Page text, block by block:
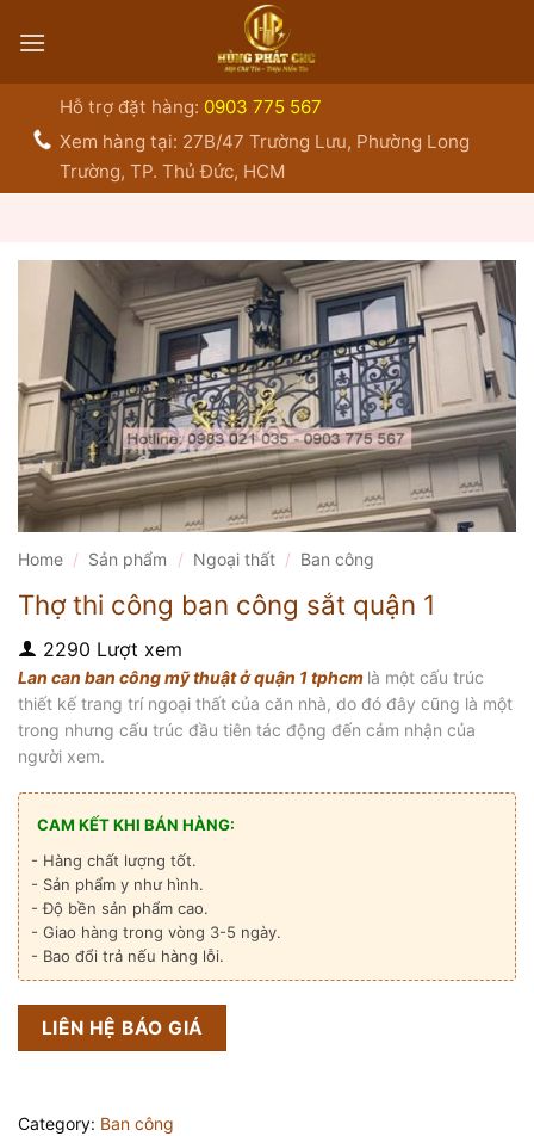
qua
Hỗ trợ đặt hàng: 0903 775 567
Xem hàng tại: 27B/47 Trường Lưu, Phường Long
Trường, TP. Thủ Đức, HCM
Home / Sản phẩm / Ngoại thất / Ban công
Thợ thi công ban công sắt quận 1
2290 Lượt xem
Lan can ban công mỹ thuật ở quận 1 tphcm là một cấu trúc
thiết kế trang trí ngoại thất của căn nhà, do đó đây cũng là một
trong nhưng cấu trúc đầu tiên tác động đến cảm nhận của
người xem.
CAM KẾT KHI BÁN HÀNG:
- Hàng chất lượng tốt.
- Sản phẩm y như hình.
- Độ bền sản phẩm cao.
- Giao hàng trong vòng 3-5 ngày.
- Bao đổi trả nếu hàng lỗi.
LIÊN HỆ BÁO GIÁ
Category: Ban công